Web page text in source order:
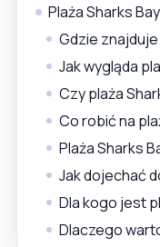
Plaża Sharks
Gdzie
Jak wygląda
Czy plaża
Co robić na
Plaża Sharks
Jak dojechać
Dla kogo jest
Dlaczego